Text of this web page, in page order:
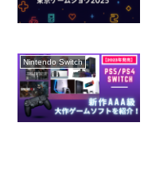
Nintendo Switch